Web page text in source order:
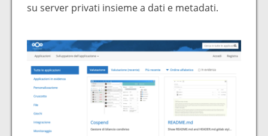
su server privati insieme a dati e metadati.